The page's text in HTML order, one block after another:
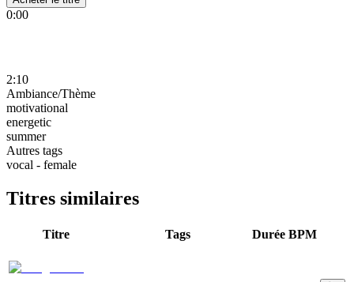
0:00
2:10
Ambiance/Thème
motivational
energetic
summer
Autres tags
vocal - female
Titres similaires
Titre Tags Durée BPM